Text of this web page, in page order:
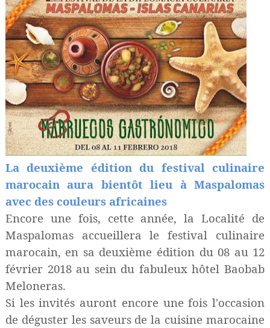
La deuxième édition du festival culinaire
marocain aura bientôt lieu à Maspalomas
avec des couleurs africaines
Encore une fois, cette année, la Localité de
Maspalomasaccueillera le festival culinaire
marocain, en sa deuxième édition du 08 au 12
février 2018 au sein du fabuleux hôtelBaobab
Meloneras.
Si les invités auront encore une fois l'occasion
de déguster les saveurs de la cuisine marocaine